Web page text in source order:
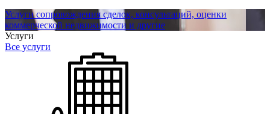
Услуги сопровождения сделок, консультаций, оценки
коммерческой недвижимости и другие
Услуги
Все услуги